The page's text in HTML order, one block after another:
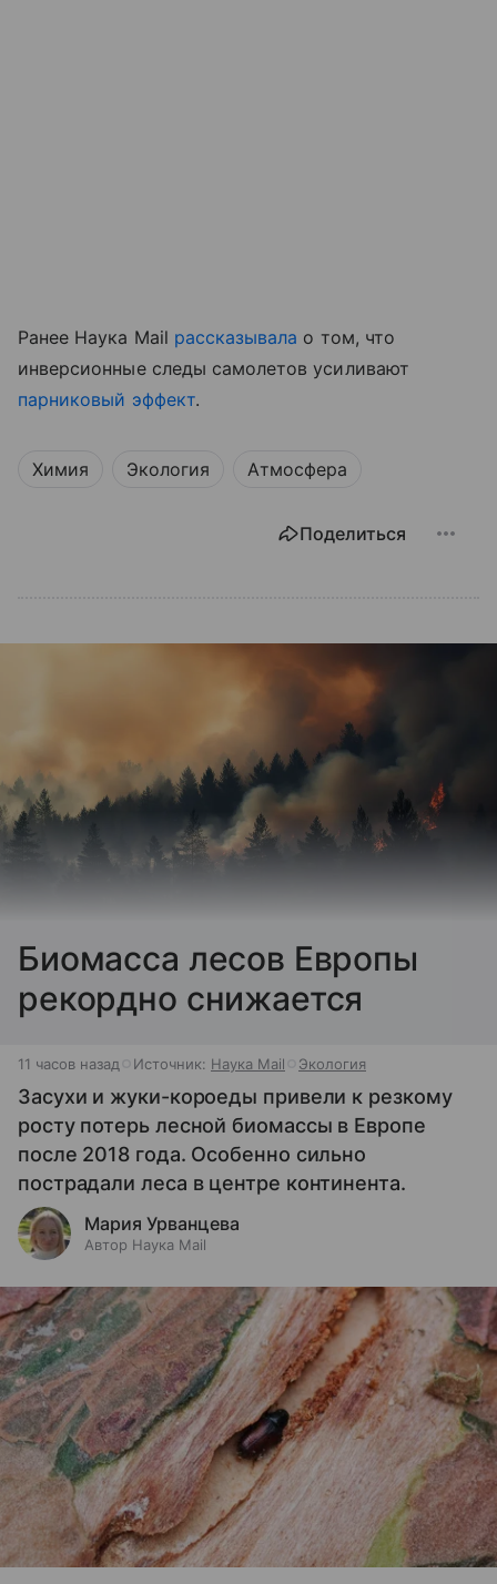
Ранее Наука Mail рассказывала о том, что
инверсионные следы самолетов усиливают
парниковый эффект.
Химия Экология Атмосфера
Поделиться
Биомасса лесов Европы
рекордно снижается
11 часов назад Источник: Наука Mail Экология
Засухи и жуки-короеды привели к резкому
росту потерь лесной биомассы в Европе
после 2018 года. Особенно сильно
пострадали леса в центре континента.
Мария Урванцева
Автор Наука Mail